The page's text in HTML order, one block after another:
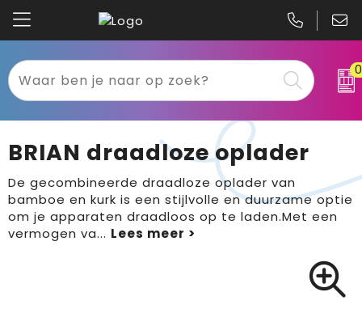
0
Textiel
Sport
Tassen
Kariban
Gildan
Clique
BRIAN draadloze oplader
De gecombineerde draadloze oplader van
bamboe en kurk is een stijlvolle en duurzame optie
om je apparaten draadloos op te laden.Met een
vermogen va...